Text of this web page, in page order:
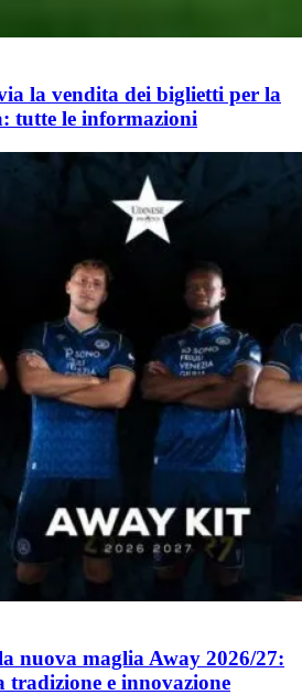
la vendita dei biglietti per la
tutte le informazioni
nuova maglia Away 2026/27:
e innovazione